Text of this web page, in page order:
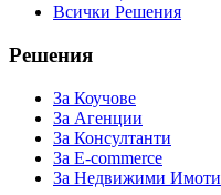
Всички Решения
Решения
За Коучове
За Агенции
За Консултанти
За E-commerce
За Недвижими Имоти